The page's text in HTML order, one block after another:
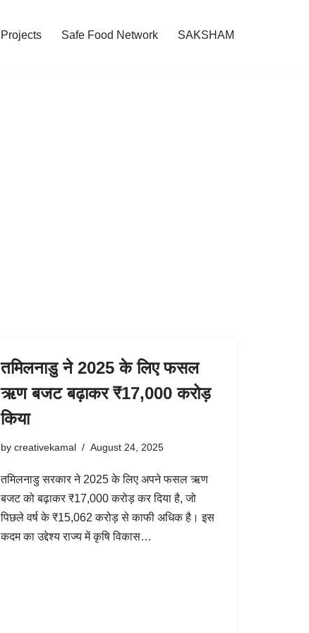
Projects Safe Food Network SAKSHAM
तमिलनाडु ने 2025 के लिए फसल
ऋण बजट बढ़ाकर ₹17,000 करोड़
किया
by creativekamal August 24, 2025
तमिलनाडु सरकार ने 2025 के लिए अपने फसल ऋण
बजट को बढ़ाकर ₹17,000 करोड़ कर दिया है, जो
पिछले वर्ष के ₹15,062 करोड़ से काफी अधिक है। इस
कदम का उद्देश्य राज्य में कृषि विकास…